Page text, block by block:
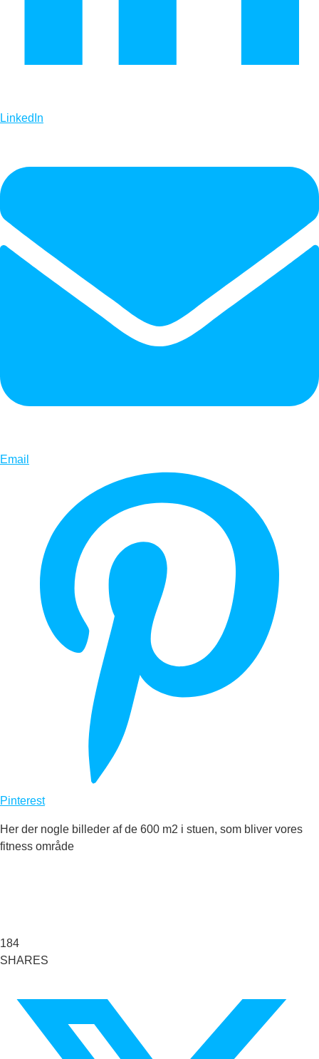
LinkedIn
Email
Pinterest
Her der nogle billeder af de 600 m2 i stuen, som bliver vores
fitness område
184
SHARES